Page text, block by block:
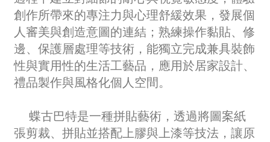
創作所帶來的專注力與心理舒緩效果，發展個
人審美與創造意圖的連結；熟練操作黏貼、修
邊、保護層處理等技術，能獨立完成兼具裝飾
性與實用性的生活工藝品，應用於居家設計、
禮品製作與風格化個人空間。
蝶古巴特是一種拼貼藝術，透過將圖案紙
張剪裁、拼貼並搭配上膠與上漆等技法，讓原